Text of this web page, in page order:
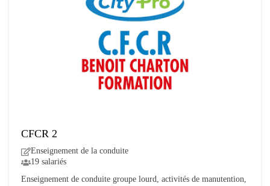
CFCR 2
Enseignement de la conduite
19 salariés
Enseignement de conduite groupe lourd, activités de manutention,